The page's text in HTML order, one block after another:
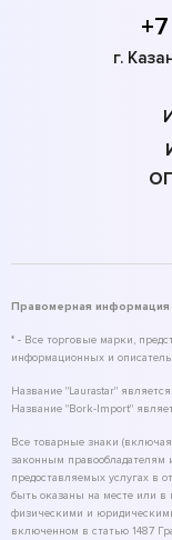
г.
Правомерная информация
* - Все торговые марки,
информационных и
Название "Laurastar"
Название "Bork-Import"
Все товарные знаки
законным
предоставляемых услугах в
быть оказаны на месте или в
физическими и
включенном в статью 1487